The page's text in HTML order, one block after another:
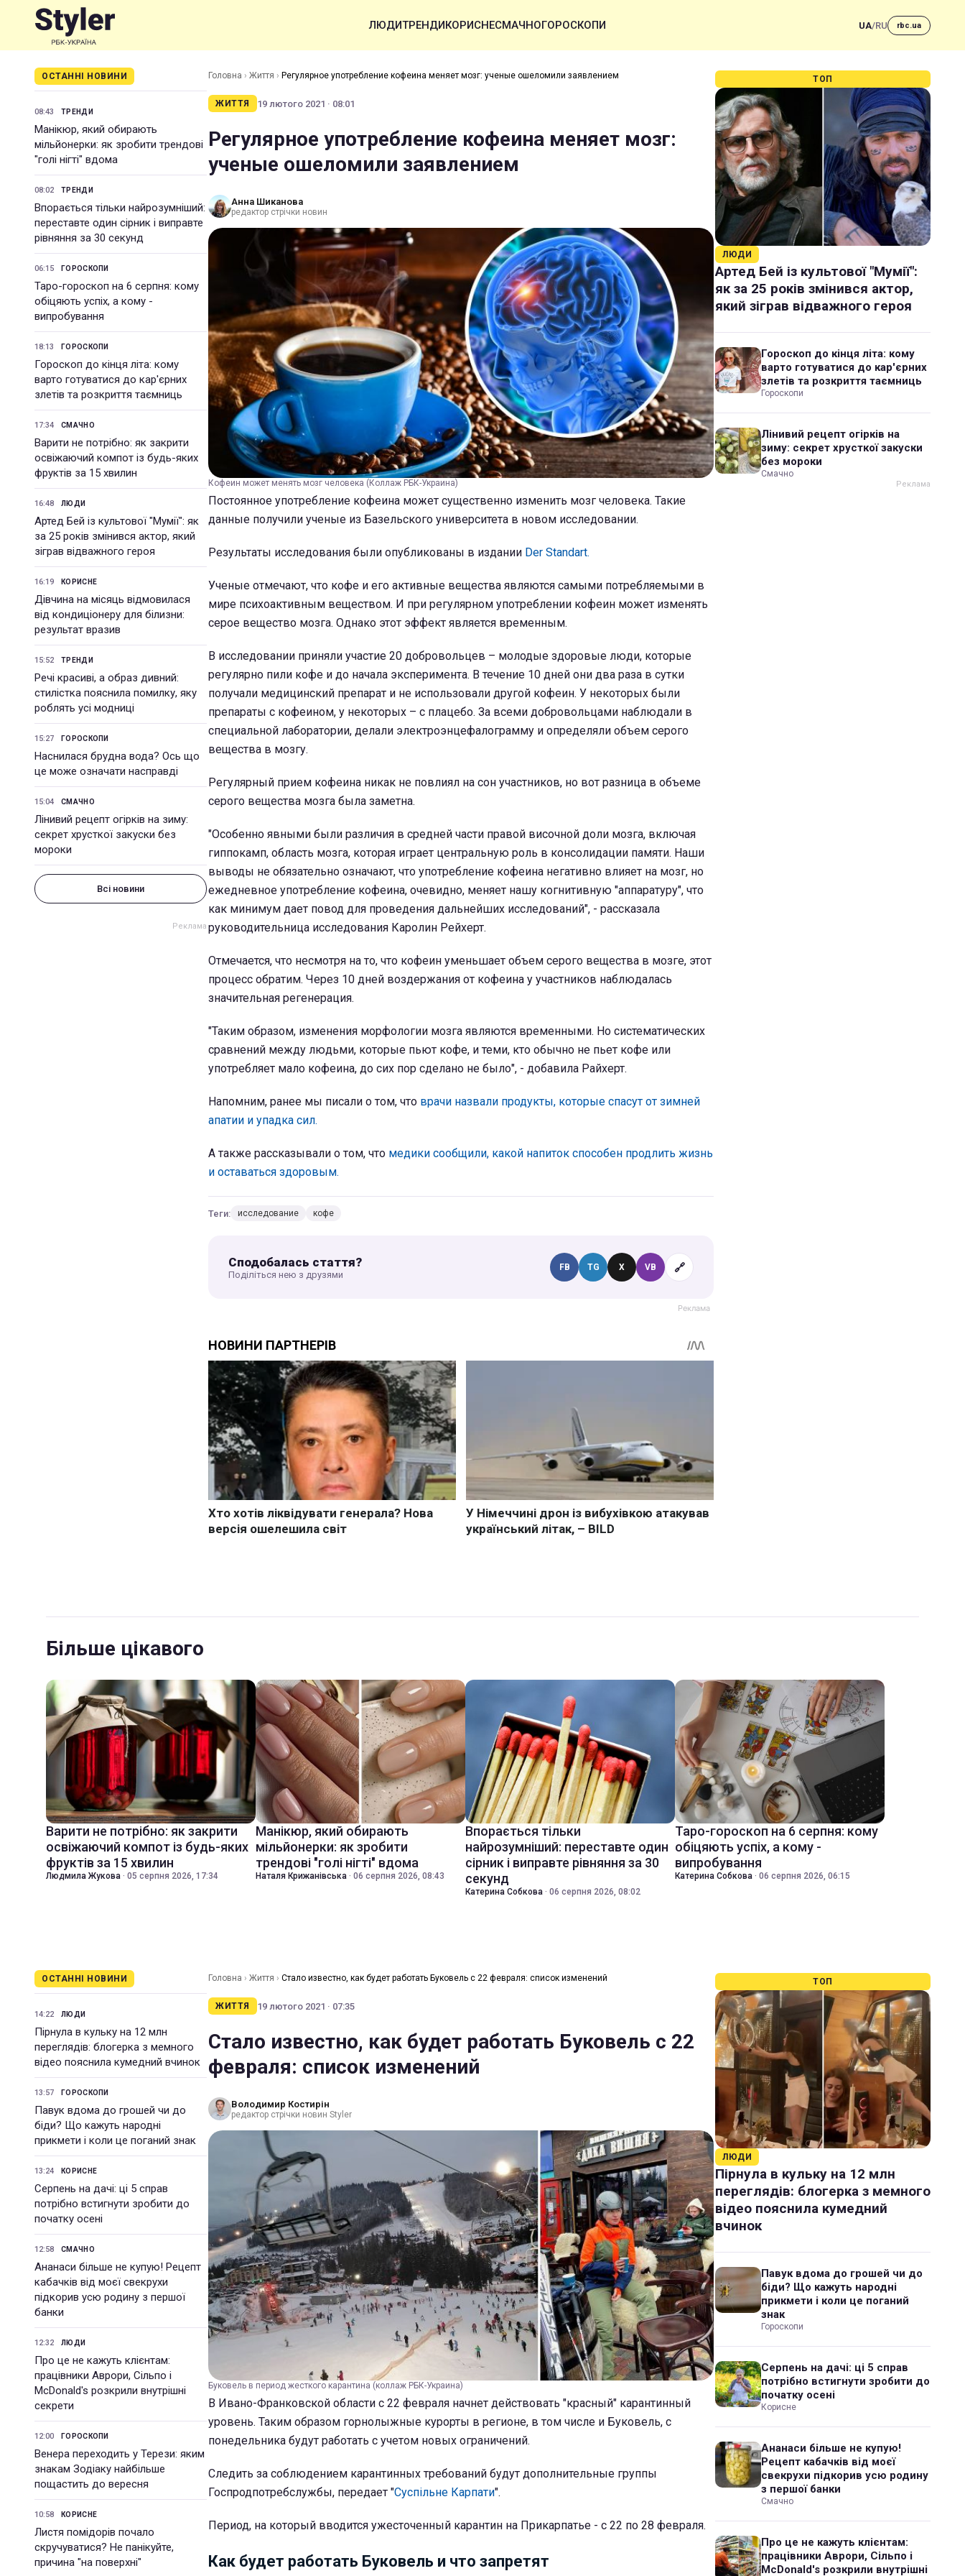
ЛЮДИТРЕНДИКОРИСНЕСМАЧНОГОРОСКОПИ UA/RU rbc.ua
ОСТАННІ НОВИНИ
08:43 ТРЕНДИ
Манікюр, який обирають
мільйонерки: як зробити трендові
"голі нігті" вдома
08:02 ТРЕНДИ
Впорається тільки найрозумніший:
переставте один сірник і виправте
рівняння за 30 секунд
06:15 ГОРОСКОПИ
Таро-гороскоп на 6 серпня: кому
обіцяють успіх, а кому -
випробування
18:13 ГОРОСКОПИ
Гороскоп до кінця літа: кому
варто готуватися до кар'єрних
злетів та розкриття таємниць
17:34 СМАЧНО
Варити не потрібно: як закрити
освіжаючий компот із будь-яких
фруктів за 15 хвилин
16:48 ЛЮДИ
Артед Бей із культової "Мумії": як
за 25 років змінився актор, який
зіграв відважного героя
16:19 КОРИСНЕ
Дівчина на місяць відмовилася
від кондиціонеру для білизни:
результат вразив
15:52 ТРЕНДИ
Речі красиві, а образ дивний:
стилістка пояснила помилку, яку
роблять усі модниці
15:27 ГОРОСКОПИ
Наснилася брудна вода? Ось що
це може означати насправді
15:04 СМАЧНО
Лінивий рецепт огірків на зиму:
секрет хрусткої закуски без
мороки
Всі новини
Головна › Життя › Регулярное употребление кофеина меняет мозг: ученые ошеломили заявлением
ЖИТТЯ 19 лютого 2021 · 08:01
Регулярное употребление кофеина меняет мозг:
ученые ошеломили заявлением
Анна Шиканова
редактор стрічки новин
Кофеин может менять мозг человека (Коллаж РБК-Украина)
Постоянное употребление кофеина может существенно изменить мозг человека. Такие
данные получили ученые из Базельского университета в новом исследовании.
Результаты исследования были опубликованы в издании Der Standart.
Ученые отмечают, что кофе и его активные вещества являются самыми потребляемыми в
мире психоактивным веществом. И при регулярном употреблении кофеин может изменять
серое вещество мозга. Однако этот эффект является временным.
В исследовании приняли участие 20 добровольцев – молодые здоровые люди, которые
регулярно пили кофе и до начала эксперимента. В течение 10 дней они два раза в сутки
получали медицинский препарат и не использовали другой кофеин. У некоторых были
препараты с кофеином, у некоторых – с плацебо. За всеми добровольцами наблюдали в
специальной лаборатории, делали электроэнцефалограмму и определяли объем серого
вещества в мозгу.
Регулярный прием кофеина никак не повлиял на сон участников, но вот разница в объеме
серого вещества мозга была заметна.
"Особенно явными были различия в средней части правой височной доли мозга, включая
гиппокамп, область мозга, которая играет центральную роль в консолидации памяти. Наши
выводы не обязательно означают, что употребление кофеина негативно влияет на мозг, но
ежедневное употребление кофеина, очевидно, меняет нашу когнитивную "аппаратуру", что
как минимум дает повод для проведения дальнейших исследований", - рассказала
руководительница исследования Каролин Рейхерт.
Отмечается, что несмотря на то, что кофеин уменьшает объем серого вещества в мозге, этот
процесс обратим. Через 10 дней воздержания от кофеина у участников наблюдалась
значительная регенерация.
"Таким образом, изменения морфологии мозга являются временными. Но систематических
сравнений между людьми, которые пьют кофе, и теми, кто обычно не пьет кофе или
употребляет мало кофеина, до сих пор сделано не было", - добавила Райхерт.
Напомним, ранее мы писали о том, что врачи назвали продукты, которые спасут от зимней
апатии и упадка сил.
А также рассказывали о том, что медики сообщили, какой напиток способен продлить жизнь
и оставаться здоровым.
Теги: исследование кофе
Сподобалась стаття?
Поділіться нею з друзями
FB TG X VB 🔗
ТОП
ЛЮДИ
Артед Бей із культової "Мумії":
як за 25 років змінився актор,
який зіграв відважного героя
Гороскоп до кінця літа: кому
варто готуватися до кар'єрних
злетів та розкриття таємниць
Гороскопи
Лінивий рецепт огірків на
зиму: секрет хрусткої закуски
без мороки
Смачно
Більше цікавого
Варити не потрібно: як закрити
освіжаючий компот із будь-яких
фруктів за 15 хвилин
Людмила Жукова · 05 серпня 2026, 17:34
Манікюр, який обирають
мільйонерки: як зробити
трендові "голі нігті" вдома
Наталя Крижанівська · 06 серпня 2026, 08:43
Впорається тільки
найрозумніший: переставте один
сірник і виправте рівняння за 30
секунд
Катерина Собкова · 06 серпня 2026, 08:02
Таро-гороскоп на 6 серпня: кому
обіцяють успіх, а кому -
випробування
Катерина Собкова · 06 серпня 2026, 06:15
ОСТАННІ НОВИНИ
14:22 ЛЮДИ
Пірнула в кульку на 12 млн
переглядів: блогерка з мемного
відео пояснила кумедний вчинок
13:57 ГОРОСКОПИ
Павук вдома до грошей чи до
біди? Що кажуть народні
прикмети і коли це поганий знак
13:24 КОРИСНЕ
Серпень на дачі: ці 5 справ
потрібно встигнути зробити до
початку осені
12:58 СМАЧНО
Ананаси більше не купую! Рецепт
кабачків від моєї свекрухи
підкорив усю родину з першої
банки
12:32 ЛЮДИ
Про це не кажуть клієнтам:
працівники Аврори, Сільпо і
McDonald's розкрили внутрішні
секрети
12:00 ГОРОСКОПИ
Венера переходить у Терези: яким
знакам Зодіаку найбільше
пощастить до вересня
10:58 КОРИСНЕ
Листя помідорів почало
скручуватися? Не панікуйте,
причина "на поверхні"
Головна › Життя › Стало известно, как будет работать Буковель с 22 февраля: список изменений
ЖИТТЯ 19 лютого 2021 · 07:35
Стало известно, как будет работать Буковель с 22
февраля: список изменений
Володимир Костирін
редактор стрічки новин Styler
Буковель в период жесткого карантина (коллаж РБК-Украина)
В Ивано-Франковской области с 22 февраля начнет действовать "красный" карантинный
уровень. Таким образом горнолыжные курорты в регионе, в том числе и Буковель, с
понедельника будут работать с учетом новых ограничений.
Следить за соблюдением карантинных требований будут дополнительные группы
Госпродпотребслужбы, передает "Суспільне Карпати".
Период, на который вводится ужесточенный карантин на Прикарпатье - с 22 по 28 февраля.
Как будет работать Буковель и что запретят
ТОП
ЛЮДИ
Пірнула в кульку на 12 млн
переглядів: блогерка з мемного
відео пояснила кумедний
вчинок
Павук вдома до грошей чи до
біди? Що кажуть народні
прикмети і коли це поганий
знак
Гороскопи
Серпень на дачі: ці 5 справ
потрібно встигнути зробити до
початку осені
Корисне
Ананаси більше не купую!
Рецепт кабачків від моєї
свекрухи підкорив усю родину
з першої банки
Смачно
Про це не кажуть клієнтам:
працівники Аврори, Сільпо і
McDonald's розкрили внутрішні